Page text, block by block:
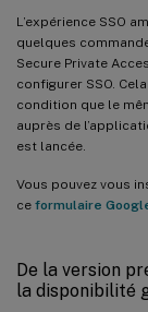
L’expérience SSO
quelques
Secure Private
configurer SSO.
condition que le
auprès de
est lancée.
Vous pouvez vous
ce formulaire
De la version
la disponibilité